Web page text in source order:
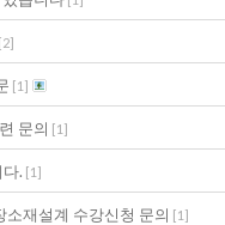
[2]
[1 ]
문의 [1 ]
. [1 ]
재설계 수강신청 문의 [1 ]